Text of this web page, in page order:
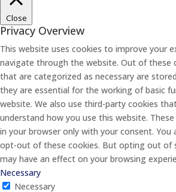
Close
Privacy Overview
This website uses cookies to improve your
navigate through the website. Out of these
that are categorized as necessary are
they are essential for the working of basic
website. We also use third-party cookies
understand how you use this website.
in your browser only with your consent.
opt-out of these cookies. But opting out of
may have an effect on your browsing
Necessary
Necessary